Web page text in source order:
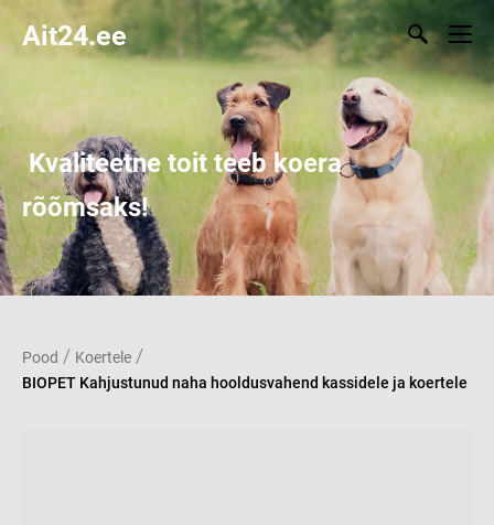
Ait24.ee
Kvaliteetne toit teeb koera
rõõmsaks!
Pood / Koertele /
BIOPET Kahjustunud naha hooldusvahend kassidele ja koertele